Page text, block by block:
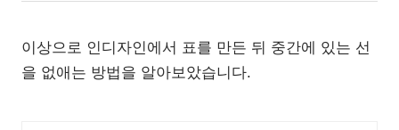
이상으로 인디자인에서 표를 만든 뒤 중간에 있는 선
을 없애는 방법을 알아보았습니다.